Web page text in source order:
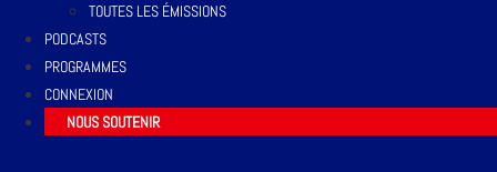
TOUTES LES ÉMISSIONS
PODCASTS
PROGRAMMES
CONNEXION
NOUS SOUTENIR